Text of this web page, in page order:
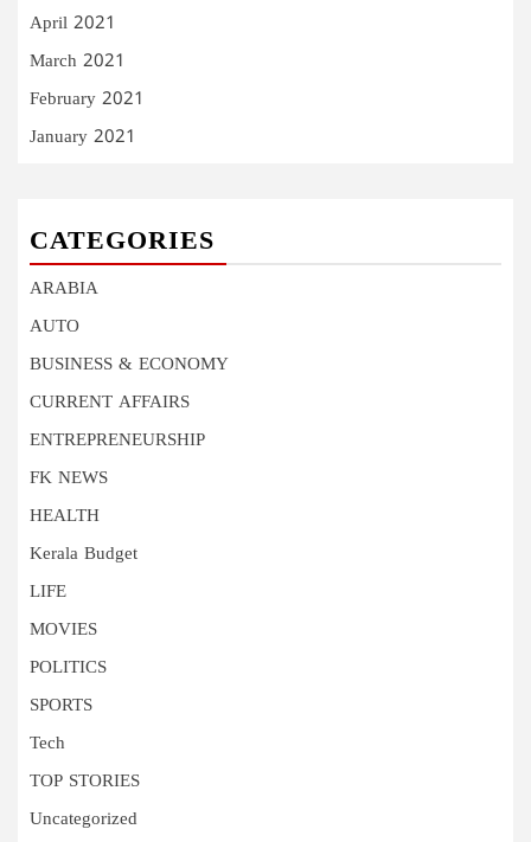
April 2021
March 2021
February 2021
January 2021
CATEGORIES
ARABIA
AUTO
BUSINESS & ECONOMY
CURRENT AFFAIRS
ENTREPRENEURSHIP
FK NEWS
HEALTH
Kerala Budget
LIFE
MOVIES
POLITICS
SPORTS
Tech
TOP STORIES
Uncategorized